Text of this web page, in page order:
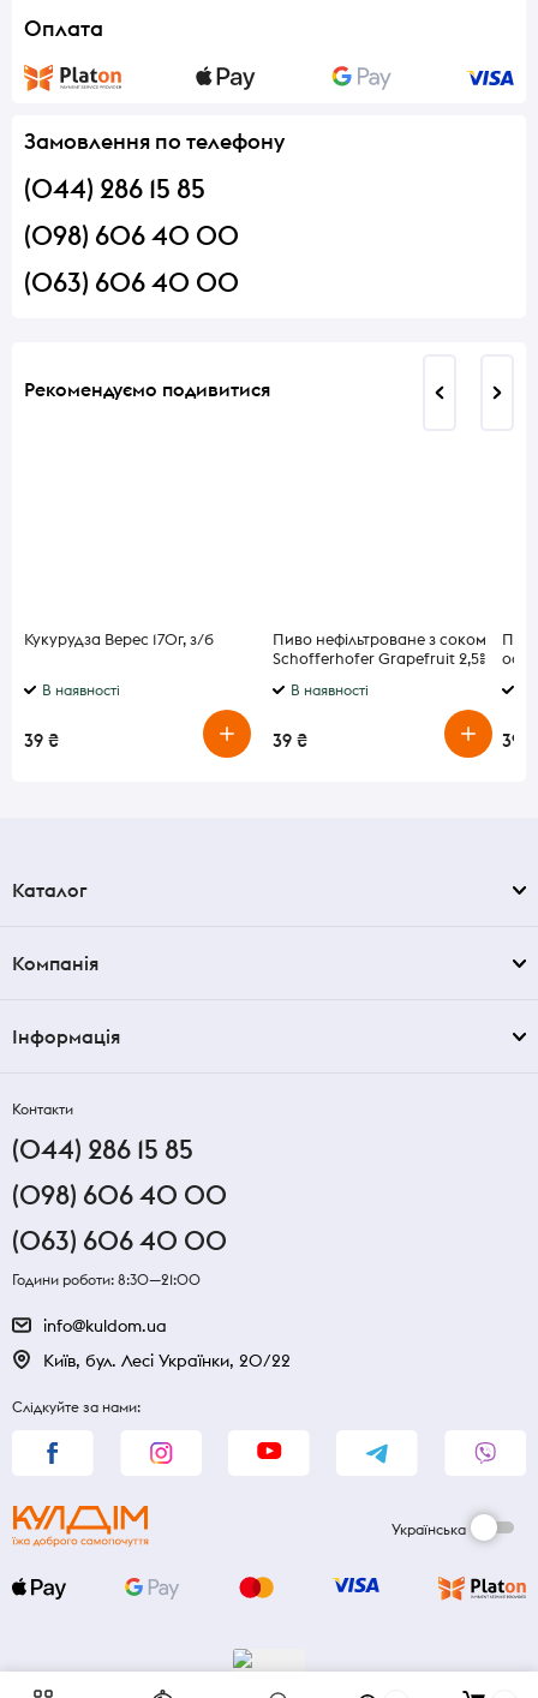
Оплата
Замовлення по телефону
(044) 286 15 85
(098) 606 40 00
(063) 606 40 00
Рекомендуємо подивитися
Кукурудза Верес 170г, з/б
В наявності
39 ₴
Пиво нефільтроване з соком
Schofferhofer Grapefruit 2,5%
В наявності
39 ₴ 39 ₴
Каталог
Компанія
Інформація
Контакти
(044) 286 15 85
(098) 606 40 00
(063) 606 40 00
Години роботи: 8:30—21:00
info@kuldom.ua
Київ, бул. Лесі Українки, 20/22
Слідкуйте за нами:
Українська